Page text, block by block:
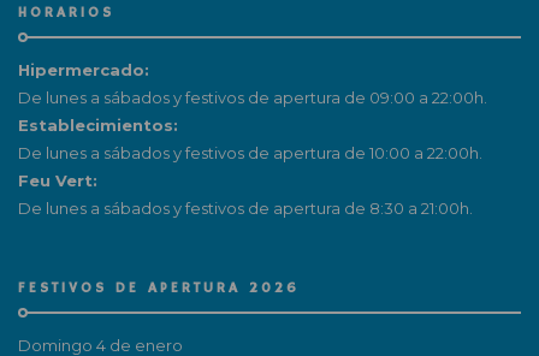
HORARIOS
Hipermercado:
De lunes a sábados y festivos de apertura de 09:00 a 22:00h.
Establecimientos:
De lunes a sábados y festivos de apertura de 10:00 a 22:00h.
Feu Vert:
De lunes a sábados y festivos de apertura de 8:30 a 21:00h.
FESTIVOS DE APERTURA 2026
Domingo 4 de enero